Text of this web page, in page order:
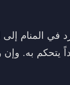
في المنام
يتحكم به.